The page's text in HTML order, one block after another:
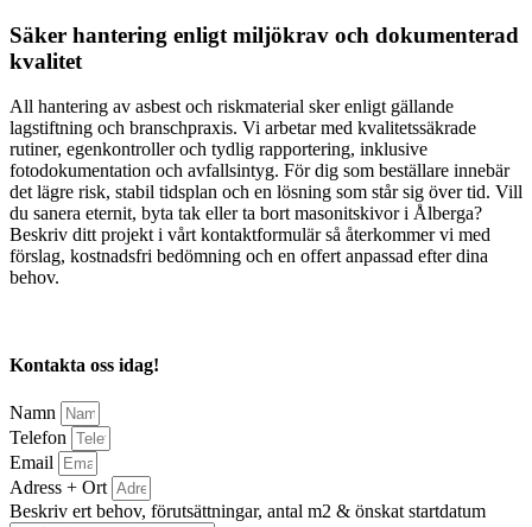
Säker hantering enligt miljökrav och dokumenterad
kvalitet
All hantering av asbest och riskmaterial sker enligt gällande
lagstiftning och branschpraxis. Vi arbetar med kvalitetssäkrade
rutiner, egenkontroller och tydlig rapportering, inklusive
fotodokumentation och avfallsintyg. För dig som beställare innebär
det lägre risk, stabil tidsplan och en lösning som står sig över tid. Vill
du sanera eternit, byta tak eller ta bort masonitskivor i Ålberga?
Beskriv ditt projekt i vårt kontaktformulär så återkommer vi med
förslag, kostnadsfri bedömning och en offert anpassad efter dina
behov.
Kontakta oss idag!
Namn
Telefon
Email
Adress + Ort
Beskriv ert behov, förutsättningar, antal m2 & önskat startdatum